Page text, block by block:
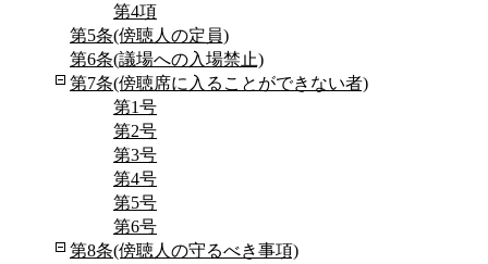
第4項
第5条(傍聴人の定員)
第6条(議場への入場禁止)
第7条(傍聴席に入ることができない者)
第1号
第2号
第3号
第4号
第5号
第6号
第8条(傍聴人の守るべき事項)